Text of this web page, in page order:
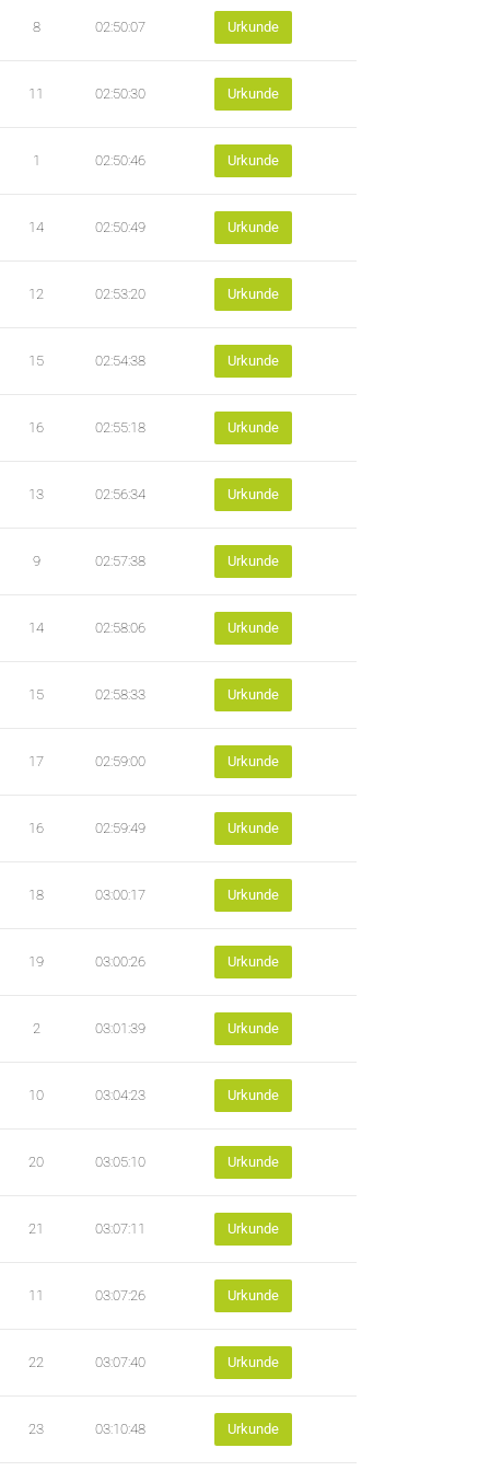
8 02:50:07 Urkunde
11 02:50:30 Urkunde
1 02:50:46 Urkunde
14 02:50:49 Urkunde
12 02:53:20 Urkunde
15 02:54:38 Urkunde
16 02:55:18 Urkunde
13 02:56:34 Urkunde
9 02:57:38 Urkunde
14 02:58:06 Urkunde
15 02:58:33 Urkunde
17 02:59:00 Urkunde
16 02:59:49 Urkunde
18 03:00:17 Urkunde
19 03:00:26 Urkunde
2 03:01:39 Urkunde
10 03:04:23 Urkunde
20 03:05:10 Urkunde
21 03:07:11 Urkunde
11 03:07:26 Urkunde
22 03:07:40 Urkunde
23 03:10:48 Urkunde